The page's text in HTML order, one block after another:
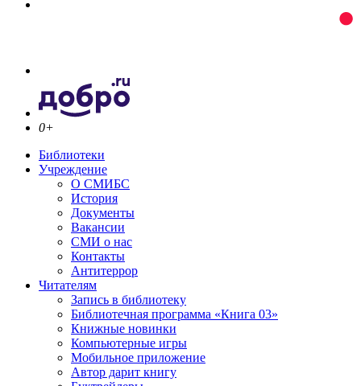
0+
Библиотеки
Учреждение
О СМИБС
История
Документы
Вакансии
СМИ о нас
Контакты
Антитеррор
Читателям
Запись в библиотеку
Библиотечная программа «Книга 03»
Книжные новинки
Компьютерные игры
Мобильное приложение
Автор дарит книгу